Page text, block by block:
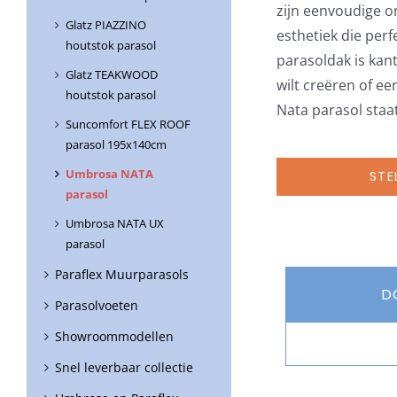
zijn eenvoudige
esthetiek die
parasoldak is
wilt creëren of
Nata parasol
Glatz PIAZZINO
houtstok parasol
Glatz TEAKWOOD
houtstok parasol
Suncomfort FLEX ROOF
parasol 195x140cm
Umbrosa NATA
parasol
Umbrosa NATA UX
parasol
Paraflex Muurparasols
Parasolvoeten
Showroommodellen
Snel leverbaar collectie